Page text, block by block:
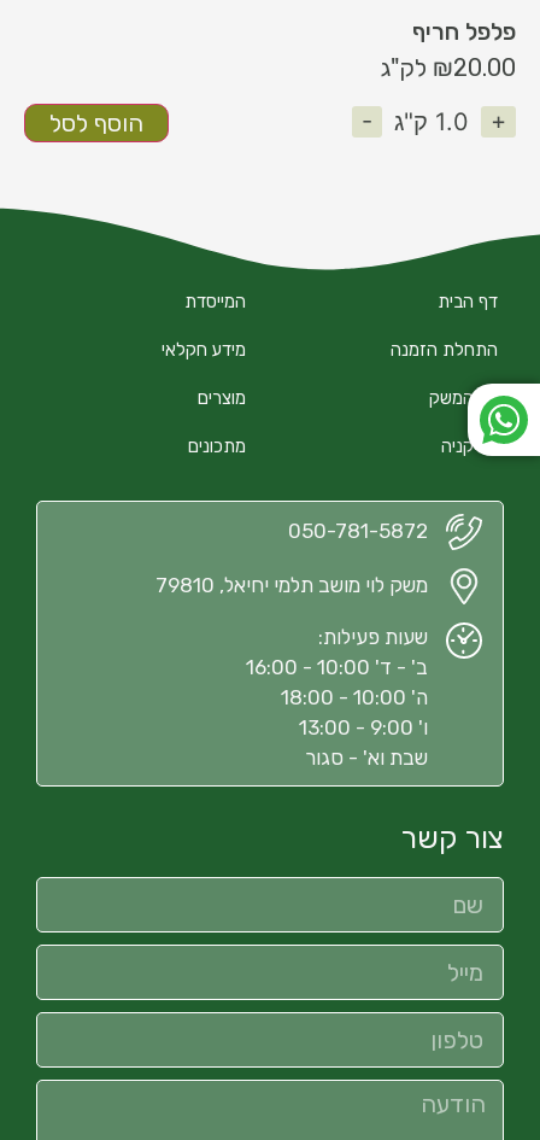
פלפל חריף
₪20.00
לק"ג
-
1.0 ק"ג + הוסף לסל
דף הבית
התחלת הזמנה
על המשק
הירקניה
המייסדת
מידע חקלאי
מוצרים
מתכונים
050-781-5872
משק לוי מושב תלמי יחיאל, 79810
שעות פעילות:
ב' - ד' 10:00 - 16:00
ה' 10:00 - 18:00
ו' 9:00 - 13:00
שבת וא' - סגור
צור קשר